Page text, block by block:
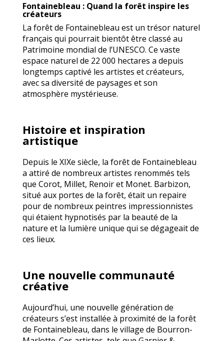
Fontainebleau : Quand la forêt inspire les
créateurs
La forêt de Fontainebleau est un trésor naturel
français qui pourrait bientôt être classé au
Patrimoine mondial de l’UNESCO. Ce vaste
espace naturel de 22 000 hectares a depuis
longtemps captivé les artistes et créateurs,
avec sa diversité de paysages et son
atmosphère mystérieuse.
Histoire et inspiration
artistique
Depuis le XIXe siècle, la forêt de Fontainebleau
a attiré de nombreux artistes renommés tels
que Corot, Millet, Renoir et Monet. Barbizon,
situé aux portes de la forêt, était un repaire
pour de nombreux peintres impressionnistes
qui étaient hypnotisés par la beauté de la
nature et la lumière unique qui se dégageait de
ces lieux.
Une nouvelle communauté
créative
Aujourd’hui, une nouvelle génération de
créateurs s’est installée à proximité de la forêt
de Fontainebleau, dans le village de Bourron-